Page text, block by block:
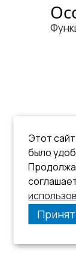
Этот
было